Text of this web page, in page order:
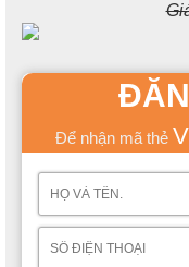
Để nhận mã thẻ